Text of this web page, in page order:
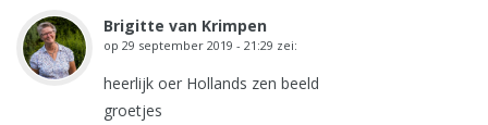
Brigitte van Krimpen
op 29 september 2019 - 21:29 zei:
heerlijk oer Hollands zen beeld
groetjes